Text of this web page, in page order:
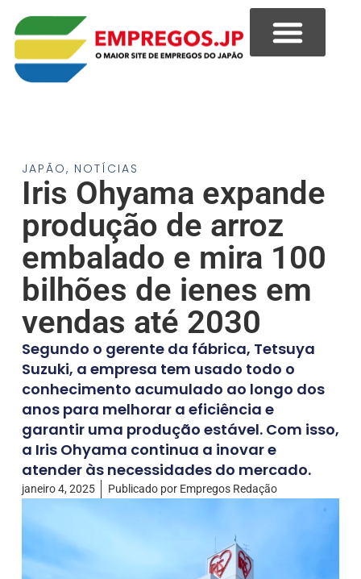
JAPÃO, NOTÍCIAS
Iris Ohyama expande
produção de arroz
embalado e mira 100
bilhões de ienes em
vendas até 2030
Segundo o gerente da fábrica, Tetsuya
Suzuki, a empresa tem usado todo o
conhecimento acumulado ao longo dos
anos para melhorar a eficiência e
garantir uma produção estável. Com isso,
a Iris Ohyama continua a inovar e
atender às necessidades do mercado.
janeiro 4, 2025 Publicado porEmpregos Redação